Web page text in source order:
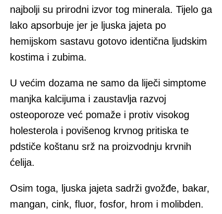
najbolji su prirodni izvor tog minerala. Tijelo ga
lako apsorbuje jer je ljuska jajeta po
hemijskom sastavu gotovo identična ljudskim
kostima i zubima.
U većim dozama ne samo da liječi simptome
manjka kalcijuma i zaustavlja razvoj
osteoporoze već pomaže i protiv visokog
holesterola i povišenog krvnog pritiska te
pdstiče koštanu srž na proizvodnju krvnih
ćelija.
Osim toga, ljuska jajeta sadrži gvožđe, bakar,
mangan, cink, fluor, fosfor, hrom i molibden.